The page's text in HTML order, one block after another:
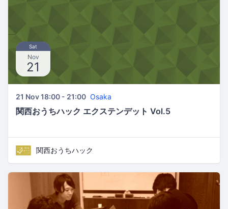
Sat
Nov
21
21 Nov 18:00 - 21:00 Osaka
関西おうちハック エクステンデット Vol.5
関西おうちハック